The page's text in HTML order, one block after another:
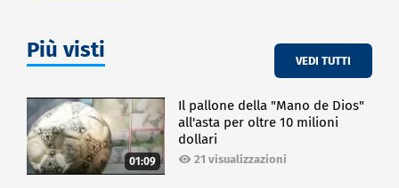
Più visti VEDI TUTTI
01:09
Il pallone della "Mano de Dios"
all'asta per oltre 10 milioni
dollari
21 visualizzazioni